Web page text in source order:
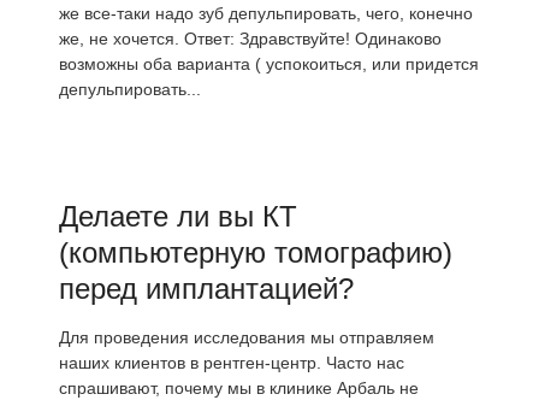
же все-таки надо зуб депульпировать, чего, конечно
же, не хочется. Ответ: Здравствуйте! Одинаково
возможны оба варианта ( успокоиться, или придется
депульпировать...
Делаете ли вы КТ
(компьютерную томографию)
перед имплантацией?
Для проведения исследования мы отправляем
наших клиентов в рентген-центр. Часто нас
спрашивают, почему мы в клинике Арбаль не